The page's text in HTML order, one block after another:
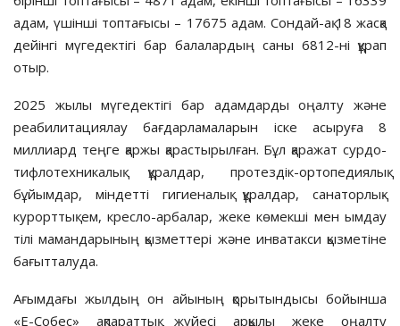
адам, үшінші топтағысы – 17675 адам. Сондай-ақ 18 жасқа
дейінгі мүгедектігі бар балалардың саны 6812-ні құрап
отыр.
2025 жылы мүгедектігі бар адамдарды оңалту және
реабилитациялау бағдарламаларын іске асыруға 8
миллиард теңге қаржы қарастырылған. Бұл қаражат сурдо-
тифлотехникалық құралдар, протездік-ортопедиялық
бұйымдар, міндетті гигиеналық құралдар, санаторлық-
курорттық ем, кресло-арбалар, жеке көмекші мен ымдау
тілі мамандарының қызметтері және инватакси қызметіне
бағытталуда.
Ағымдағы жылдың он айының қорытындысы бойынша
«Е-Собес» ақпараттық жүйесі арқылы жеке оңалту